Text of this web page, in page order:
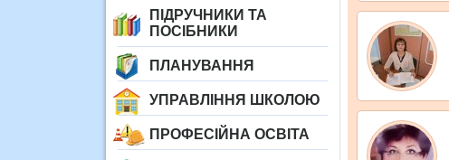
ПІДРУЧНИКИ ТА
ПОСІБНИКИ
ПЛАНУВАННЯ
УПРАВЛІННЯ ШКОЛОЮ
ПРОФЕСІЙНА ОСВІТА